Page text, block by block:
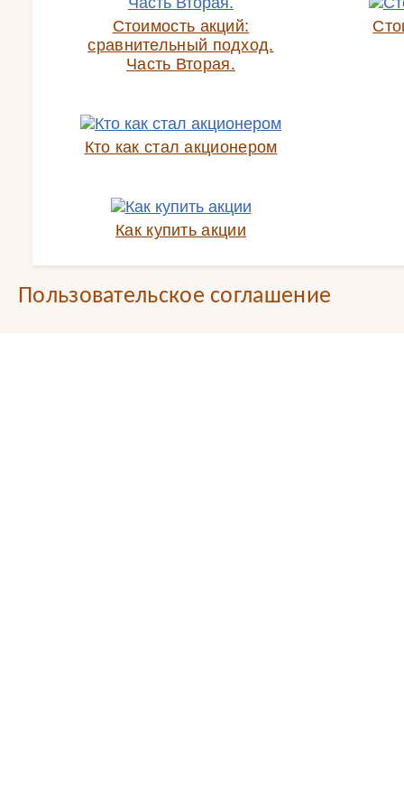
Стоимость акций:
сравнительный подход.
Часть Вторая.
Кто как стал акционером
Как купить акции
Пользовательское соглашение